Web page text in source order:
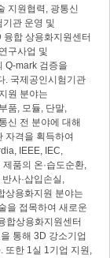
지원협력, 광통신
관 운영 및
융합 상용화지원센터
구사업 및
Q-mark 검증을
. 국제공인시험기관
원 분야는
품, 모듈, 단말,
신 전 분야에 대해
자격을 획득하여
IEEE, IEC,
품의 온·습도순환,
사·삽입손실,
상용화지원 분야는
을 접목하여 새로운
합상용화지원센터
통해 3D 강소기업
또한 1실 1기업 지원,